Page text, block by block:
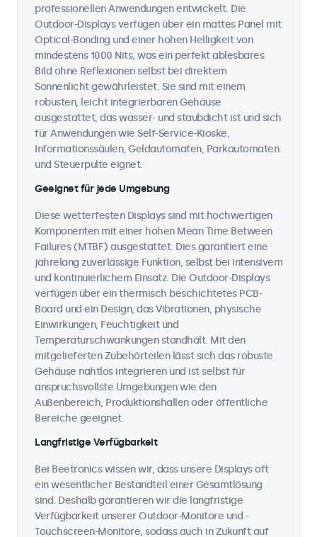
professionellen Anwendungen entwickelt. Die
Outdoor-Displays verfügen über ein mattes Panel mit
Optical-Bonding und einer hohen Helligkeit von
mindestens 1000 Nits, was ein perfekt ablesbares
Bild ohne Reflexionen selbst bei direktem
Sonnenlicht gewährleistet. Sie sind mit einem
robusten, leicht integrierbaren Gehäuse
ausgestattet, das wasser- und staubdicht ist und sich
für Anwendungen wie Self-Service-Kioske,
Informationssäulen, Geldautomaten, Parkautomaten
und Steuerpulte eignet.
Geeignet für jede Umgebung
Diese wetterfesten Displays sind mit hochwertigen
Komponenten mit einer hohen Mean Time Between
Failures (MTBF) ausgestattet. Dies garantiert eine
jahrelang zuverlässige Funktion, selbst bei intensivem
und kontinuierlichem Einsatz. Die Outdoor-Displays
verfügen über ein thermisch beschichtetes PCB-
Board und ein Design, das Vibrationen, physische
Einwirkungen, Feuchtigkeit und
Temperaturschwankungen standhält. Mit den
mitgelieferten Zubehörteilen lässt sich das robuste
Gehäuse nahtlos integrieren und ist selbst für
anspruchsvollste Umgebungen wie den
Außenbereich, Produktionshallen oder öffentliche
Bereiche geeignet.
Langfristige Verfügbarkeit
Bei Beetronics wissen wir, dass unsere Displays oft
ein wesentlicher Bestandteil einer Gesamtlösung
sind. Deshalb garantieren wir die langfristige
Verfügbarkeit unserer Outdoor-Monitore und -
Touchscreen-Monitore, sodass auch in Zukunft auf